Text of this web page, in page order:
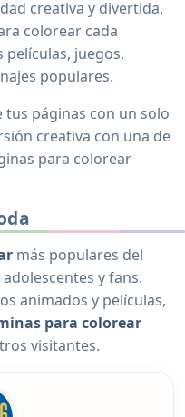
creativa y divertida,
colorear cada
películas, juegos,
populares.
páginas con un solo
creativa con una de
para colorear
más populares del
y fans.
animados y películas,
para colorear
visitantes.